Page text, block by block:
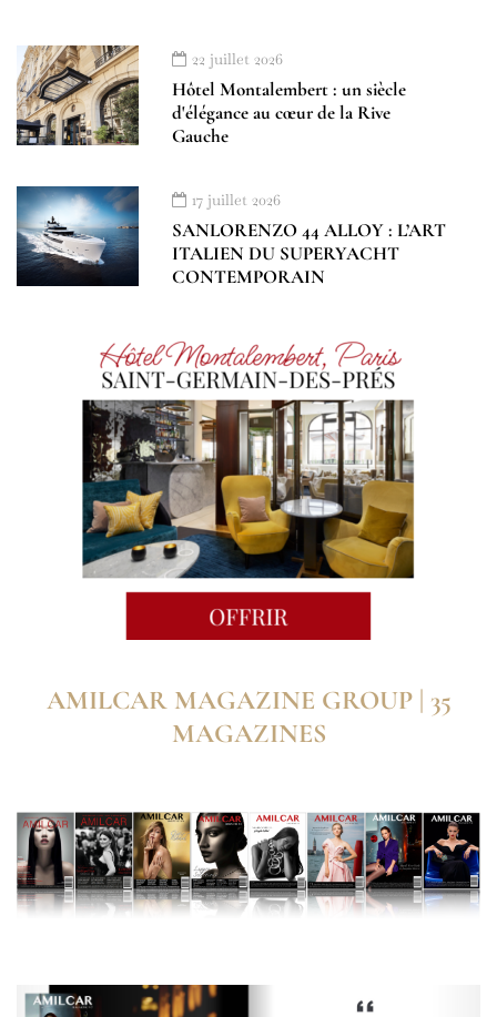
22 juillet 2026
Hôtel Montalembert : un siècle
d'élégance au cœur de la Rive
Gauche
17 juillet 2026
SANLORENZO 44 ALLOY : L’ART
ITALIEN DU SUPERYACHT
CONTEMPORAIN
AMILCAR MAGAZINE GROUP | 35
MAGAZINES